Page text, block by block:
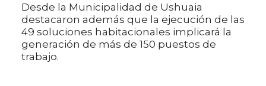
Desde la Municipalidad de Ushuaia
destacaron además que la ejecución de las
49 soluciones habitacionales implicará la
generación de más de 150 puestos de
trabajo.